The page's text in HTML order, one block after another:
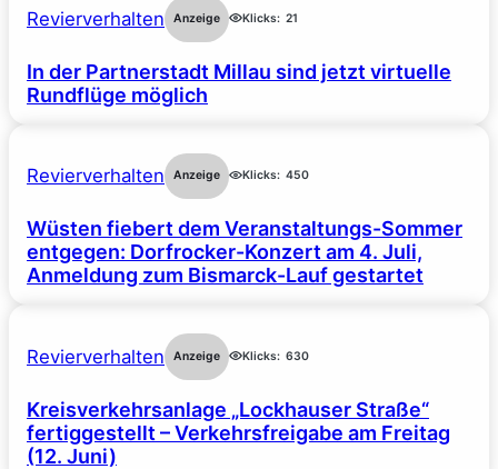
Revierverhalten Anzeige Klicks: 21
In der Partnerstadt Millau sind jetzt virtuelle
Rundflüge möglich
Revierverhalten Anzeige Klicks: 450
Wüsten fiebert dem Veranstaltungs-Sommer
entgegen: Dorfrocker-Konzert am 4. Juli,
Anmeldung zum Bismarck-Lauf gestartet
Revierverhalten Anzeige Klicks: 630
Kreisverkehrsanlage „Lockhauser Straße“
fertiggestellt – Verkehrsfreigabe am Freitag
(12. Juni)